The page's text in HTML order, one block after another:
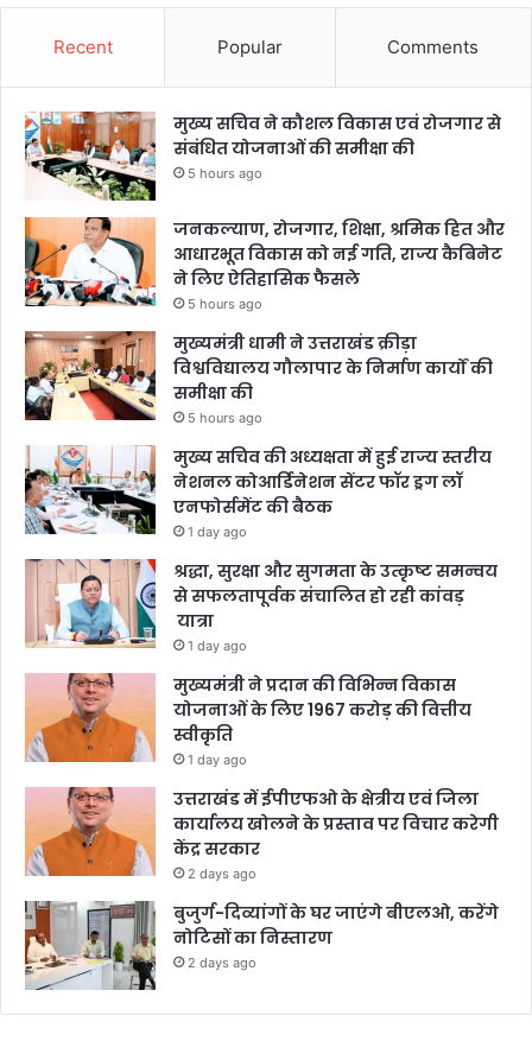
Recent Popular Comments
मुख्य सचिव ने कौशल विकास एवं रोजगार से
संबंधित योजनाओं की समीक्षा की
5 hours ago
जनकल्याण, रोजगार, शिक्षा, श्रमिक हित और
आधारभूत विकास को नई गति, राज्य कैबिनेट
ने लिए ऐतिहासिक फैसले
5 hours ago
मुख्यमंत्री धामी ने उत्तराखंड क्रीड़ा
विश्वविद्यालय गौलापार के निर्माण कार्यों की
समीक्षा की
5 hours ago
मुख्य सचिव की अध्यक्षता में हुई राज्य स्तरीय
नेशनल कोआर्डिनेशन सेंटर फॉर ड्रग लॉ
एनफोर्समेंट की बैठक
1 day ago
श्रद्धा, सुरक्षा और सुगमता के उत्कृष्ट समन्वय
से सफलतापूर्वक संचालित हो रही कांवड़
यात्रा
1 day ago
मुख्यमंत्री ने प्रदान की विभिन्न विकास
योजनाओं के लिए 1967 करोड़ की वित्तीय
स्वीकृति
1 day ago
उत्तराखंड में ईपीएफओ के क्षेत्रीय एवं जिला
कार्यालय खोलने के प्रस्ताव पर विचार करेगी
केंद्र सरकार
2 days ago
बुजुर्ग-दिव्यांगों के घर जाएंगे बीएलओ, करेंगे
नोटिसों का निस्तारण
2 days ago